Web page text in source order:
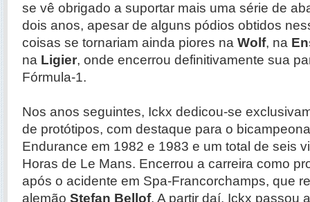
se vê obrigado a suportar mais uma série de
dois anos, apesar de alguns pódios obtidos
coisas se tornariam ainda piores na Wolf, na
na Ligier, onde encerrou definitivamente sua
Fórmula-1.
Nos anos seguintes, Ickx dedicou-se
de protótipos, com destaque para o
Endurance em 1982 e 1983 e um total de seis
Horas de Le Mans. Encerrou a carreira como
após o acidente em Spa-Francorchamps, que
alemão Stefan Bellof. A partir daí, Ickx passou